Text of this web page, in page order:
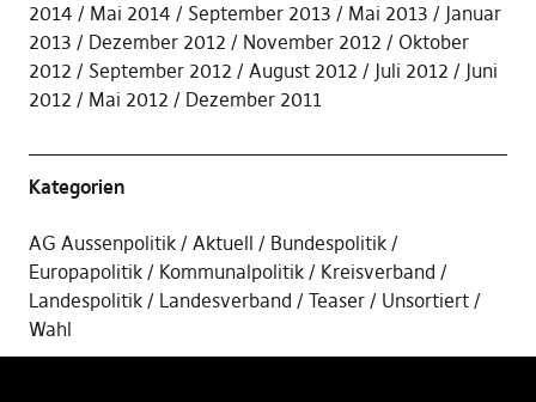
2014
Mai 2014 September 2013 Mai 2013
Januar
2013
Dezember 2012 November 2012
Oktober
2012
September 2012 August 2012 Juli 2012
Juni
2012
Mai 2012 Dezember 2011
Kategorien
AG Aussenpolitik Aktuell
Bundespolitik
Europapolitik
Kommunalpolitik
Kreisverband
Landespolitik
Landesverband Teaser
Unsortiert
Wahl